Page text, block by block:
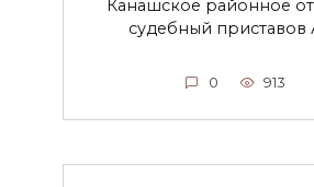
Канашское районное
судебный приставов
0 913